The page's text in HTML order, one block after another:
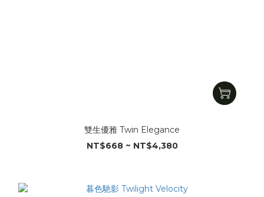
雙生優雅 Twin Elegance
NT$668 ~ NT$4,380